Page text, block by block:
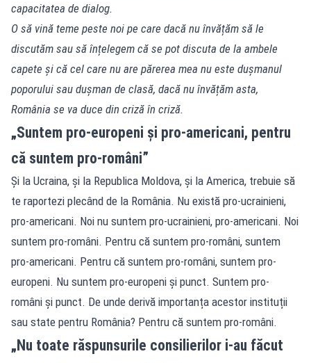
capacitatea de dialog.
O să vină teme peste noi pe care dacă nu învățăm să le
discutăm sau să înțelegem că se pot discuta de la ambele
capete și că cel care nu are părerea mea nu este dușmanul
poporului sau dușman de clasă, dacă nu învățăm asta,
România se va duce din criză în criză.
„Suntem pro-europeni și pro-americani, pentru
că suntem pro-români”
Și la Ucraina, și la Republica Moldova, și la America, trebuie să
te raportezi plecând de la România. Nu există pro-ucrainieni,
pro-americani. Noi nu suntem pro-ucrainieni, pro-americani. Noi
suntem pro-români. Pentru că suntem pro-români, suntem
pro-americani. Pentru că suntem pro-români, suntem pro-
europeni. Nu suntem pro-europeni și punct. Suntem pro-
români și punct. De unde derivă importanța acestor instituții
sau state pentru România? Pentru că suntem pro-români.
„Nu toate răspunsurile consilierilor i-au făcut